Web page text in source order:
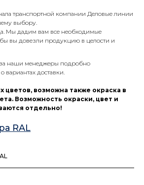
транспортной компании Деловые линии
выбору.
Мы дадим вам все необходимые
вы довезли продукцию в целости и
наши менеджеры подробно
вариантах доставки.
цветов, возможна также окраска в
Возможность окраски, цвет и
отдельно!
RAL